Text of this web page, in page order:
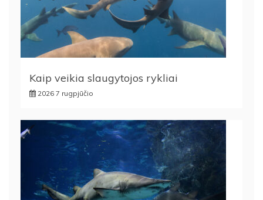
Kaip veikia slaugytojos rykliai
2026 7 rugpjūčio